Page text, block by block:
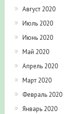
Август 2020
Июль 2020
Июнь 2020
Май 2020
Апрель 2020
Март 2020
Февраль 2020
Январь 2020